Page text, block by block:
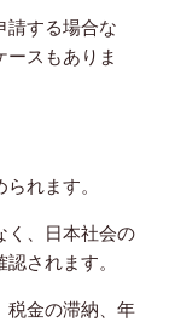
請する場合な
ースもありま
れます。
く、日本社会の
されます。
税金の滞納、年